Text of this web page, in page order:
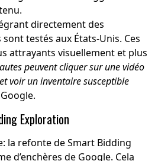
directement des
testés aux États-Unis. Ces
attrayants visuellement et plus
peuvent cliquer sur une vidéo
voir un inventaire susceptible
Exploration
la refonte de Smart Bidding
d’enchères de Google. Cela